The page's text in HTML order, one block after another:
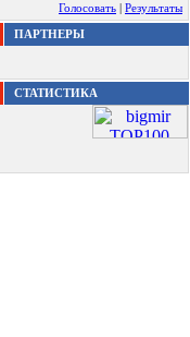
Голосовать | Результаты
ПАРТНЕРЫ
СТАТИСТИКА